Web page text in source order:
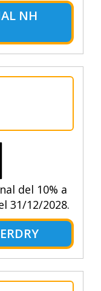
NH
del 10% a
31/12/2028.